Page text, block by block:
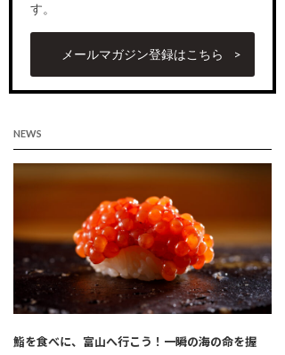
す。
メールマガジン登録はこちら
NEWS
鮨を食べに、富山へ行こう！一瞬の海の命を握